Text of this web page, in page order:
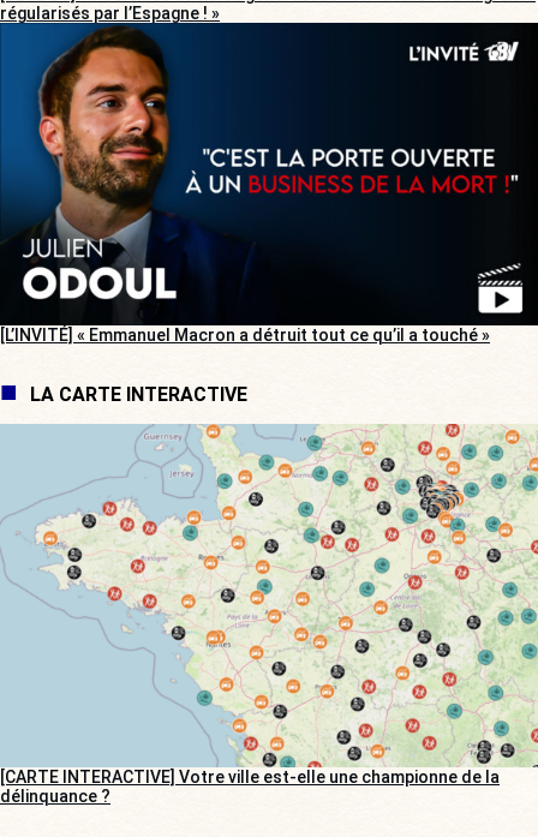
régularisés par l’Espagne ! »
[L’INVITÉ] « Emmanuel Macron a détruit tout ce qu’il a touché »
LA CARTE INTERACTIVE
[CARTE INTERACTIVE] Votre ville est-elle une championne de la
délinquance ?